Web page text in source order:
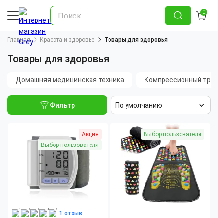
0
Главная Красота и здоровье Товары для здоровья
Товары для здоровья
Домашняя медицинская техника Компрессионный
Фильтр По умолчанию
Акция
Выбор пользователя
1 отзыв
Выбор пользователя